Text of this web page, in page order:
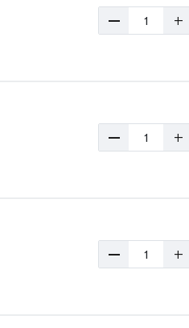
– +
– +
– +